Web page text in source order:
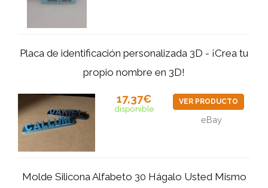
Placa de identificación personalizada 3D - ¡Crea tu
propio nombre en 3D!
17,37€
disponible
VER PRODUCTO
eBay
Molde Silicona Alfabeto 30 Hágalo Usted Mismo